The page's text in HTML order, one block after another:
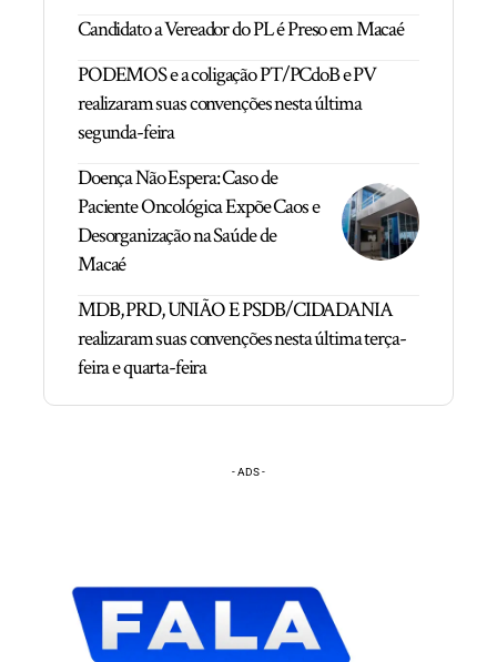
Candidato a Vereador do PL é Preso em Macaé
PODEMOS e a coligação PT/PCdoB e PV
realizaram suas convenções nesta última
segunda-feira
Doença Não Espera: Caso de
Paciente Oncológica Expõe Caos e
Desorganização na Saúde de
Macaé
MDB, PRD, UNIÃO E PSDB/CIDADANIA
realizaram suas convenções nesta última terça-
feira e quarta-feira
- ADS -